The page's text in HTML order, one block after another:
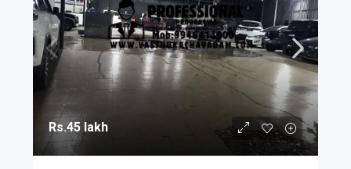
Rs.45 lakh